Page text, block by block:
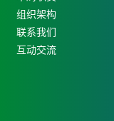
组织架构
联系我们
互动交流